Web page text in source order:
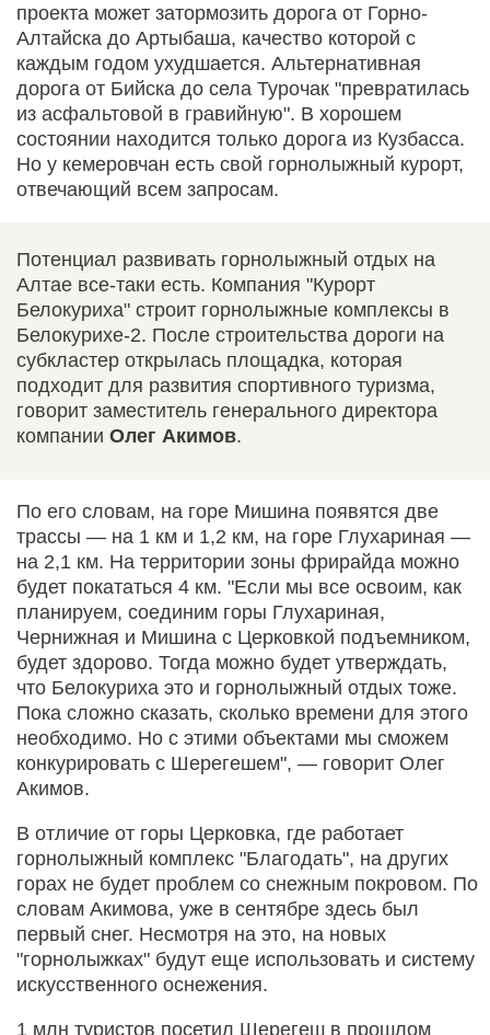
проекта может затормозить дорога от Горно-
Алтайска до Артыбаша, качество которой с
каждым годом ухудшается. Альтернативная
дорога от Бийска до села Турочак "превратилась
из асфальтовой в гравийную". В хорошем
состоянии находится только дорога из Кузбасса.
Но у кемеровчан есть свой горнолыжный курорт,
отвечающий всем запросам.
Потенциал развивать горнолыжный отдых на
Алтае все-таки есть. Компания "Курорт
Белокуриха" строит горнолыжные комплексы в
Белокурихе-2. После строительства дороги на
субкластер открылась площадка, которая
подходит для развития спортивного туризма,
говорит заместитель генерального директора
компании Олег Акимов.
По его словам, на горе Мишина появятся две
трассы — на 1 км и 1,2 км, на горе Глухариная —
на 2,1 км. На территории зоны фрирайда можно
будет покататься 4 км. "Если мы все освоим, как
планируем, соединим горы Глухариная,
Чернижная и Мишина с Церковкой подъемником,
будет здорово. Тогда можно будет утверждать,
что Белокуриха это и горнолыжный отдых тоже.
Пока сложно сказать, сколько времени для этого
необходимо. Но с этими объектами мы сможем
конкурировать с Шерегешем", — говорит Олег
Акимов.
В отличие от горы Церковка, где работает
горнолыжный комплекс "Благодать", на других
горах не будет проблем со снежным покровом. По
словам Акимова, уже в сентябре здесь был
первый снег. Несмотря на это, на новых
"горнолыжках" будут еще использовать и систему
искусственного оснежения.
1 млн туристов посетил Шерегеш в прошлом